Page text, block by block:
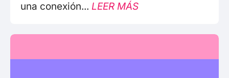
una conexión... LEER MÁS